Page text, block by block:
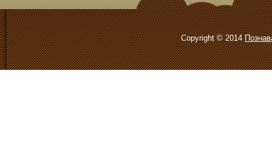
Copyright © 2014